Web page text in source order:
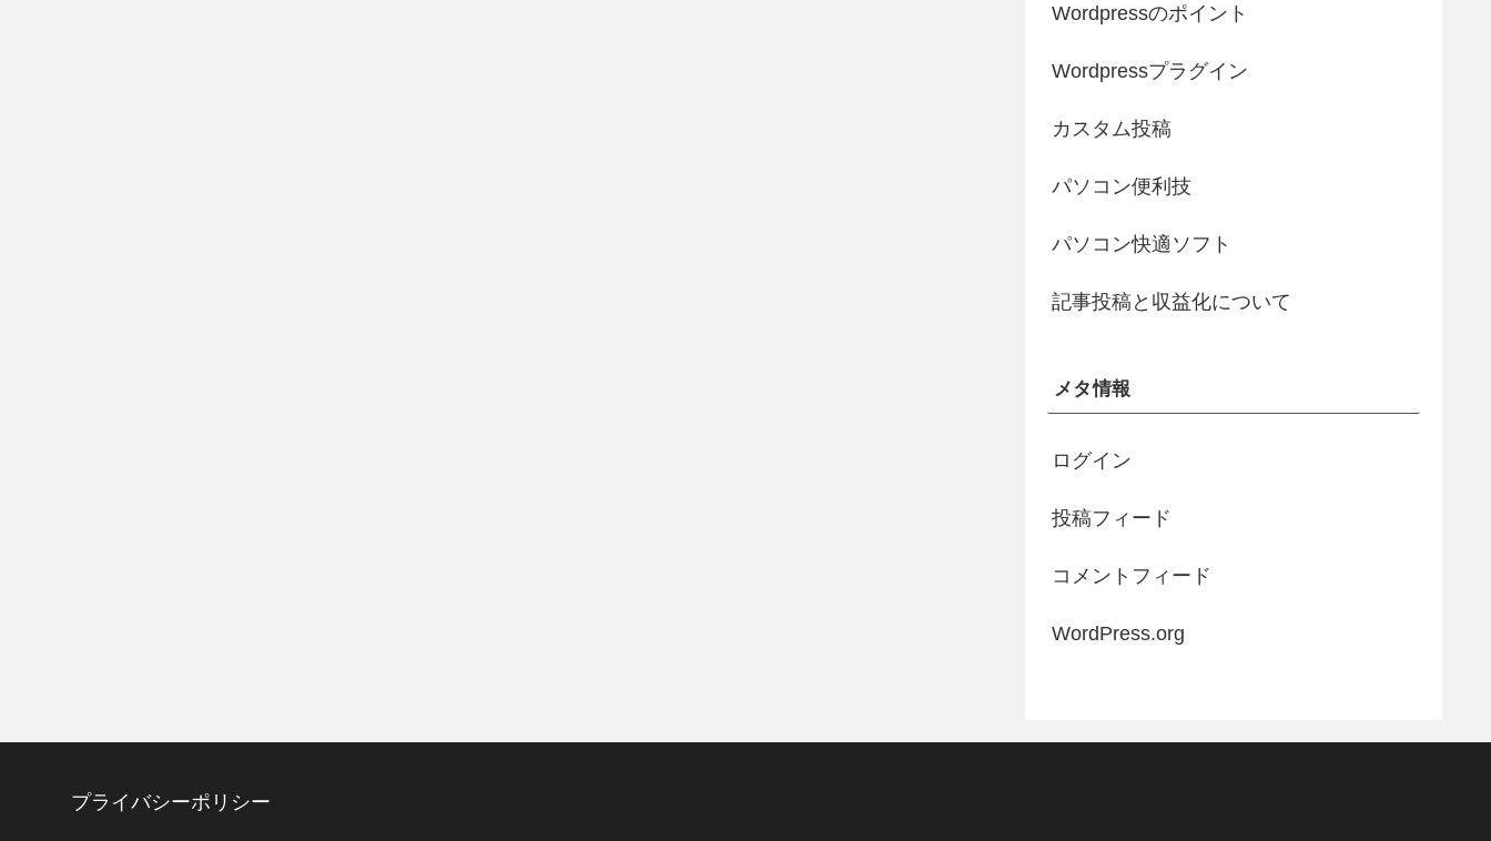
Wordpressのポイント
Wordpressプラグイン
カスタム投稿
パソコン便利技
パソコン快適ソフト
記事投稿と収益化について
メタ情報
ログイン
投稿フィード
コメントフィード
WordPress.org
プライバシーポリシー